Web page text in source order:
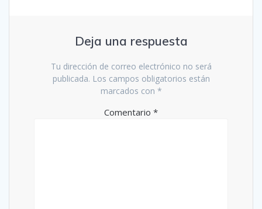
Deja una respuesta
Tu dirección de correo electrónico no será
publicada. Los campos obligatorios están
marcados con *
Comentario *